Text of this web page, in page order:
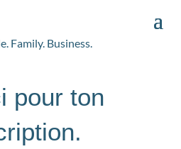
pour ton